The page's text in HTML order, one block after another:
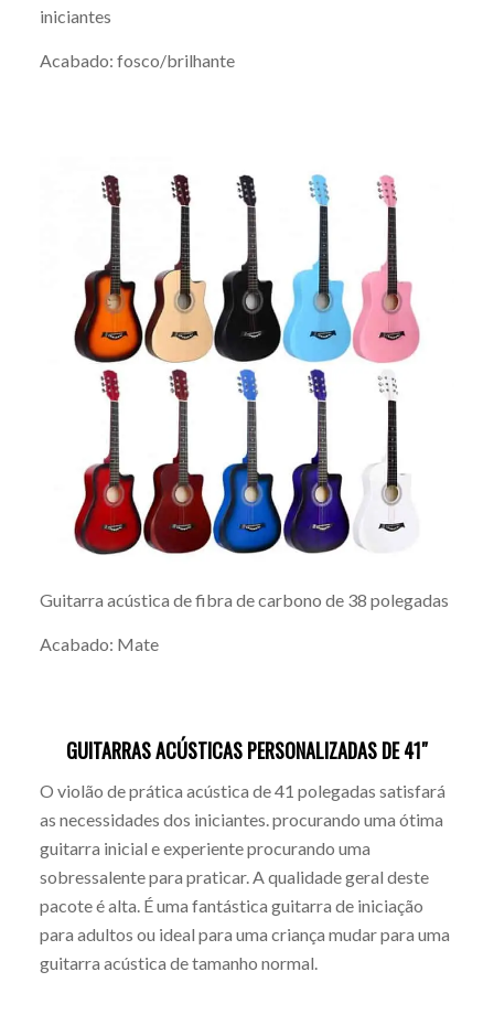
iniciantes
Acabado: fosco/brilhante
Guitarra acústica de fibra de carbono de 38 polegadas
Acabado: Mate
GUITARRAS ACÚSTICAS PERSONALIZADAS DE 41″
O violão de prática acústica de 41 polegadas satisfará
as necessidades dos iniciantes. procurando uma ótima
guitarra inicial e experiente procurando uma
sobressalente para praticar. A qualidade geral deste
pacote é alta. É uma fantástica guitarra de iniciação
para adultos ou ideal para uma criança mudar para uma
guitarra acústica de tamanho normal.